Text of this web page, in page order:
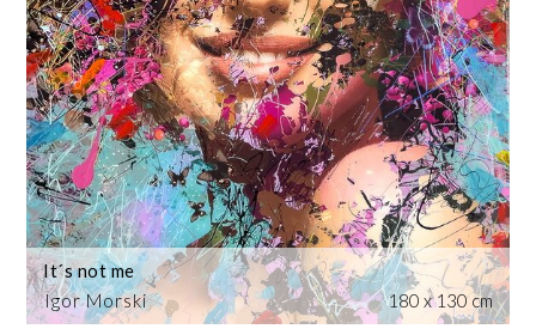
Igor Morski
It´s not me
180 x 130 cm